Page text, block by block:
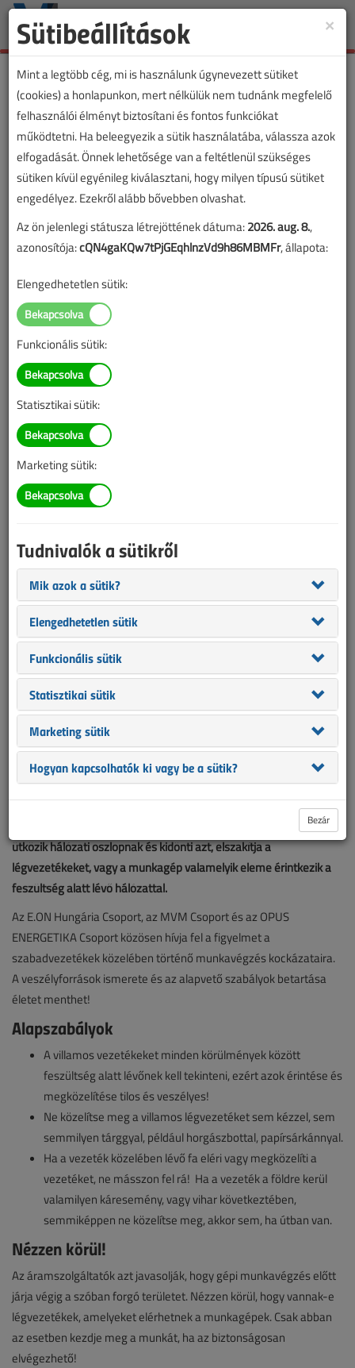
Toggle
Villamos légvezetékek
közelében végzett munka
veszélyeire hívják fel a
figyelmet az
áramszolgáltatók
2024. október 22. |
Bár az áramhálózatokat úgy tervezik, hogy a vezetékek
biztonságos távolságra legyenek a talajtól, időről időre
előfordulnak balesetek, melyeket nagy méretű, vagy kosaras,
gémes járművekkel okoznak. A leggyakoribb, hogy
mezőgazdasági munkagép vagy építési munkát végző jármű
ütközik hálózati oszlopnak és kidönti azt, elszakítja a
légvezetékeket, vagy a munkagép valamelyik eleme érintkezik a
feszültség alatt lévő hálózattal.
Az E.ON Hungária Csoport, az MVM Csoport és az OPUS
ENERGETIKA Csoport közösen hívja fel a figyelmet a
szabadvezetékek közelében történő munkavégzés kockázataira.
A veszélyforrások ismerete és az alapvető szabályok betartása
életet menthet!
Alapszabályok
A villamos vezetékeket minden körülmények között
feszültség alatt lévőnek kell tekinteni, ezért azok érintése és
megközelítése tilos és veszélyes!
Ne közelítse meg a villamos légvezetéket sem kézzel, sem
semmilyen tárggyal, például horgászbottal, papírsárkánnyal.
Ha a vezeték közelében lévő fa eléri vagy megközelíti a
vezetéket, ne másszon fel rá! Ha a vezeték a földre kerül
valamilyen káresemény, vagy vihar következtében,
semmiképpen ne közelítse meg, akkor sem, ha útban van.
Nézzen körül!
Az áramszolgáltatók azt javasolják, hogy gépi munkavégzés előtt
járja végig a szóban forgó területet. Nézzen körül, hogy vannak-e
légvezetékek, amelyeket elérhetnek a munkagépek. Csak abban
az esetben kezdje meg a munkát, ha az biztonságosan
elvégezhető!
×
Sütibeállítások
Mint a legtöbb cég, mi is használunk úgynevezett sütiket
(cookies) a honlapunkon, mert nélkülük nem tudnánk megfelelő
felhasználói élményt biztosítani és fontos funkciókat
működtetni. Ha beleegyezik a sütik használatába, válassza azok
elfogadását. Önnek lehetősége van a feltétlenül szükséges
sütiken kívül egyénileg kiválasztani, hogy milyen típusú sütiket
engedélyez. Ezekről alább bővebben olvashat.
Az ön jelenlegi státusza létrejöttének dátuma:2026. aug. 8.,
azonosítója:cQN4gaKQw7tPjGEqhlnzVd9h86MBMFr, állapota:
Elengedhetetlen sütik:
Funkcionális sütik:
Statisztikai sütik:
Marketing sütik:
Tudnivalók a sütikről
Mik azok a sütik?
Elengedhetetlen sütik
Funkcionális sütik
Statisztikai sütik
Marketing sütik
Hogyan kapcsolhatók ki vagy be a sütik?
Bezár